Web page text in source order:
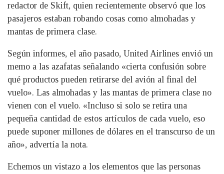
redactor de Skift, quien recientemente observó que los
pasajeros estaban robando cosas como almohadas y
mantas de primera clase.
Según informes, el año pasado, United Airlines envió un
memo a las azafatas señalando «cierta confusión sobre
qué productos pueden retirarse del avión al final del
vuelo». Las almohadas y las mantas de primera clase no
vienen con el vuelo. «Incluso si solo se retira una
pequeña cantidad de estos artículos de cada vuelo, eso
puede suponer millones de dólares en el transcurso de un
año», advertía la nota.
Echemos un vistazo a los elementos que las personas